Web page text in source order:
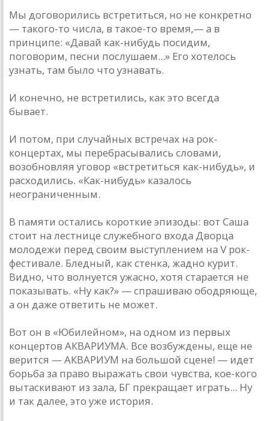
Мы договорились встретиться, но не конкретно
— такого-то числа, в такое-то время,— а в
принципе: «Давай как-нибудь посидим,
поговорим, песни послушаем...» Его хотелось
узнать, там было что узнавать.
И конечно, не встретились, как это всегда
бывает.
И потом, при случайных встречах на рок-
концертах, мы перебрасывались словами,
возобновляя уговор «встретиться как-нибудь», и
расходились. «Как-нибудь» казалось
неограниченным.
В памяти остались короткие эпизоды: вот Саша
стоит на лестнице служебного входа Дворца
молодежи перед своим выступлением на V рок-
фестивале. Бледный, как стенка, жадно курит.
Видно, что волнуется ужасно, хотя старается не
показывать. «Ну как?» — спрашиваю ободряюще,
а он даже ответить не может.
Вот он в «Юбилейном», на одном из первых
концертов АКВАРИУМА. Все возбуждены, еще не
верится — АКВАРИУМ на большой сцене! — идет
борьба за право выражать свои чувства, кое-кого
вытаскивают из зала, БГ прекращает играть... Ну
и так далее, это уже история.